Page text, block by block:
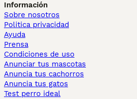
Información
Sobre nosotros
Politica privacidad
Ayuda
Prensa
Condiciones de uso
Anunciar tus mascotas
Anuncia tus cachorros
Anuncia tus gatos
Test perro ideal